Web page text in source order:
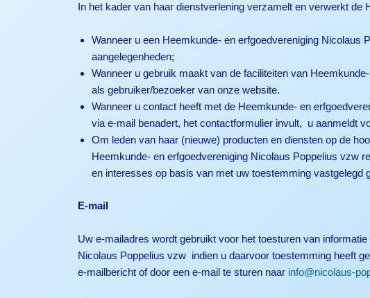
In het kader van haar dienstverlening verzamelt en verwerkt
Wanneer u een Heemkunde- en erfgoedvereniging
aangelegenheden;
Wanneer u gebruik maakt van de faciliteiten van
als gebruiker/bezoeker van onze website.
Wanneer u contact heeft met de Heemkunde- en
via e-mail benadert, het contactformulier invult, u aanmeldt
Om leden van haar (nieuwe) producten en diensten op de
Heemkunde- en erfgoedvereniging Nicolaus Poppelius vzw
en interesses op basis van met uw toestemming vastgelegd
E-mail
Uw e-mailadres wordt gebruikt voor het toesturen van
Nicolaus Poppelius vzw indien u daarvoor toestemming heeft
e-mailbericht of door een e-mail te sturen naar info@nicolaus-